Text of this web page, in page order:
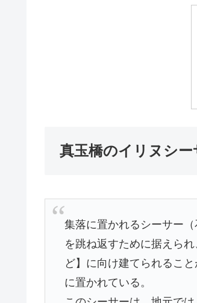
真玉橋のイリヌシ
集落に置かれるシーサー
を跳ね返すために据えら
ど】に向け建てられるこ
に置かれている。